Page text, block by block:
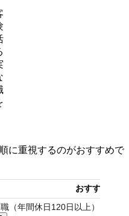
に重視するのがおすすめで
おすすめの転
（年間休日120日以上）・IT系